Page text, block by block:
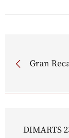
Gran
DIMARTS